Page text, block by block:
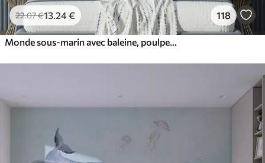
22.07€13.24€ 118
Monde sous-marin avec baleine, poulpe, tortue